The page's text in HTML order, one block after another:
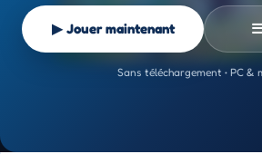
▶ Jouer maintenant
Sans téléchargement • PC &